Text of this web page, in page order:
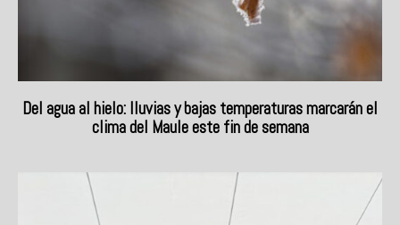
Del agua al hielo: lluvias y bajas temperaturas marcarán el
clima del Maule este fin de semana